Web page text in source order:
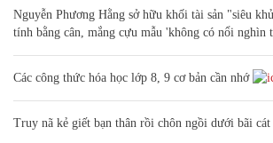
Nguyễn Phương Hằng sở hữu khối tài sản "siêu
tính bằng cân, mắng cựu mẫu 'không có nổi nghìn
Các công thức hóa học lớp 8, 9 cơ bản cần nhớ
Truy nã kẻ giết bạn thân rồi chôn ngồi dưới bãi cát